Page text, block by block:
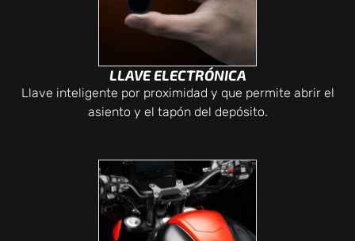
LLAVE ELECTRÓNICA
Llave inteligente por proximidad y que permite abrir el
asiento y el tapón del depósito.